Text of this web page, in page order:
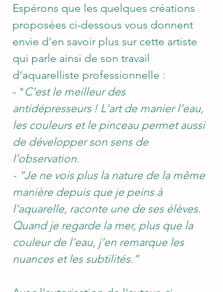
Espérons que les quelques créations
proposées ci-dessous vous donnent
envie d'en savoir plus sur cette artiste
qui parle ainsi de son travail
d'aquarelliste professionnelle :
- " C’est le meilleur des
antidépresseurs ! L'art de manier l’eau,
les couleurs et le pinceau permet aussi
de développer son sens de
l’observation.
- “Je ne vois plus la nature de la même
manière depuis que je peins à
l’aquarelle, raconte une de ses élèves.
Quand je regarde la mer, plus que la
couleur de l’eau, j’en remarque les
nuances et les subtilités.”